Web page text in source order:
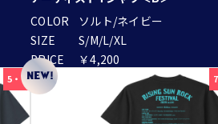
COLOR
ソルト/ネイビー
SIZE
S/M/L/XL
PRICE
￥4,200
5・6